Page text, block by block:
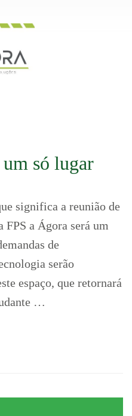
só lugar
significa a reunião de
FPS a Ágora será um
de
serão
espaço, que retornará
…